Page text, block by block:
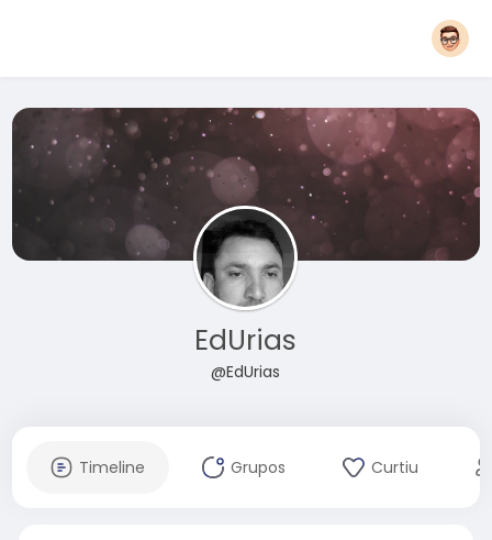
EdUrias
@EdUrias
Timeline Grupos Curtiu